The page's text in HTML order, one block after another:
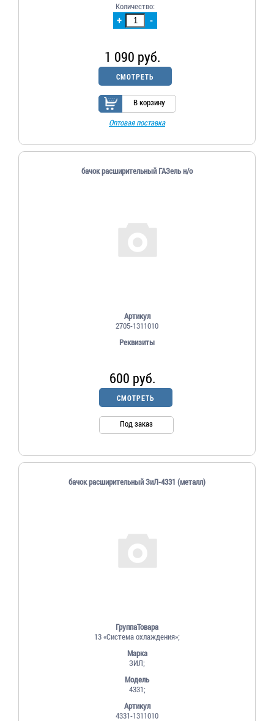
+ -
Количество:
1 090 руб.
СМОТРЕТЬ
В корзину
Оптовая поставка
бачок расширительный ГАЗель н/о
Артикул
2705-1311010
Реквизиты
600 руб.
СМОТРЕТЬ
Под заказ
бачок расширительный ЗиЛ-4331 (металл)
ГруппаТовара
13 «Система охлаждения»;
Марка
ЗИЛ;
Модель
4331;
Артикул
4331-1311010